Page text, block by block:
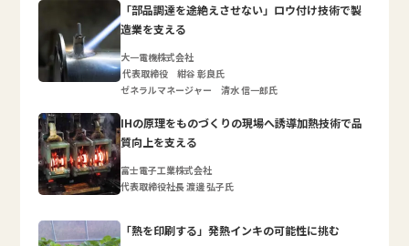
「部品調達を途絶えさせない」ロウ付け技術で製
造業を支える
大一電機株式会社
代表取締役 紺谷 彰良氏
ゼネラルマネージャー 清水 信一郎氏
IHの原理をものづくりの現場へ誘導加熱技術で品
質向上を支える
富士電子工業株式会社
代表取締役社長 渡邊 弘子氏
「熱を印刷する」発熱インキの可能性に挑む